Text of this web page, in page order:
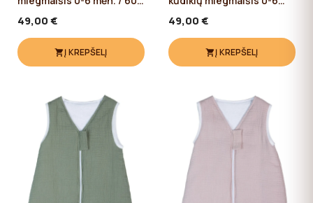
49,00 €
Į KREPŠELĮ
49,00 €
Į KREPŠELĮ